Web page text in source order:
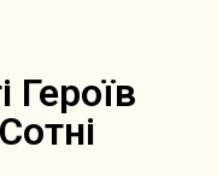
Героїв